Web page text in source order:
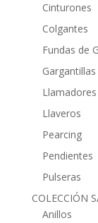
Cinturones
Colgantes
Fundas de
Llaveros
Pearcing
Pendientes
Pulseras
COLECCIÓN
Anillos